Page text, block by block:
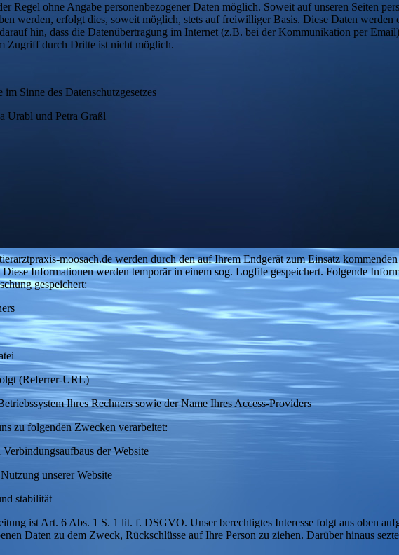
Regel ohne Angabe personenbezogener Daten möglich. Soweit auf unseren Seiten
werden, erfolgt dies, soweit möglich, stets auf freiwilliger Basis. Diese Daten
hin, dass die Datenübertragung im Internet (z.B. bei der Kommunikation per
Zugriff durch Dritte ist nicht möglich.
Sinne des Datenschutzgesetzes
Urabl und Petra Graßl
moosach.de werden durch den auf Ihrem Endgerät zum Einsatz
Diese Informationen werden temporär in einem sog. Logfile gespeichert. Folgende
gespeichert:
(Referrer-URL)
Ihres Rechners sowie der Name Ihres Access-Providers
zu folgenden Zwecken verarbeitet:
der Website
unserer Website
stabilität
ist Art. 6 Abs. 1 S. 1 lit. f. DSGVO. Unser berechtigtes Interesse folgt aus oben
Daten zu dem Zweck, Rückschlüsse auf Ihre Person zu ziehen. Darüber hinaus